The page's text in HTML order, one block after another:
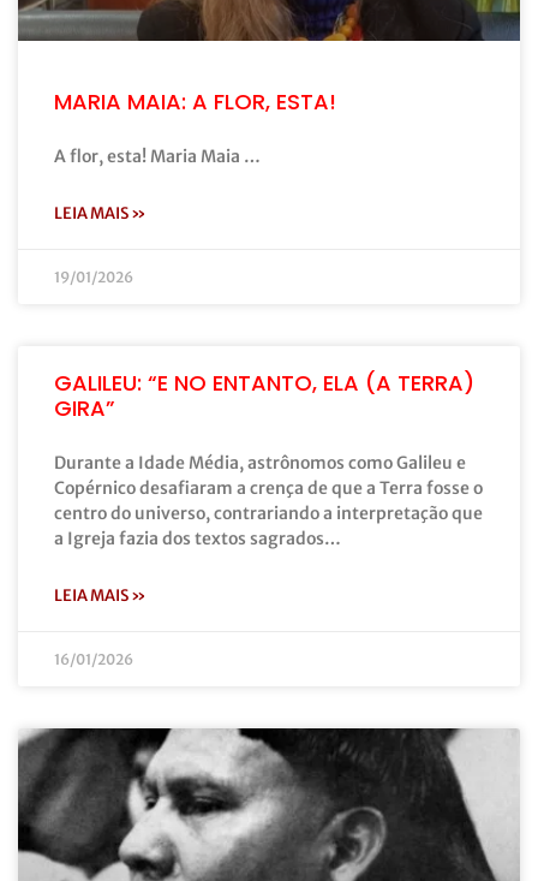
MARIA MAIA: A FLOR, ESTA!
A flor, esta! Maria Maia …
LEIA MAIS »
19/01/2026
GALILEU: “E NO ENTANTO, ELA (A TERRA)
GIRA”
Durante a Idade Média, astrônomos como Galileu e
Copérnico desafiaram a crença de que a Terra fosse o
centro do universo, contrariando a interpretação que
a Igreja fazia dos textos sagrados…
LEIA MAIS »
16/01/2026